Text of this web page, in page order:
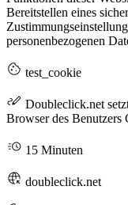
Bereitstellen eines
personenbezogenen
test_cookie
Doubleclick.net
Browser des Benutzers
15 Minuten
doubleclick.net